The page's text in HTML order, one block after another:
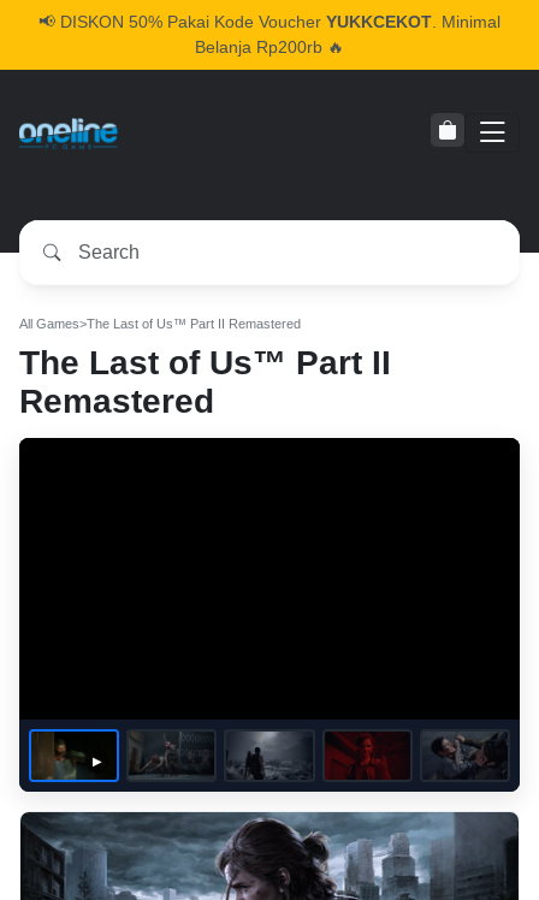
📢 DISKON 50% Pakai Kode Voucher YUKKCEKOT . Minimal
Belanja Rp200rb 🔥
All Games>The Last of Us™ Part II Remastered
The Last of Us™ Part II
Remastered